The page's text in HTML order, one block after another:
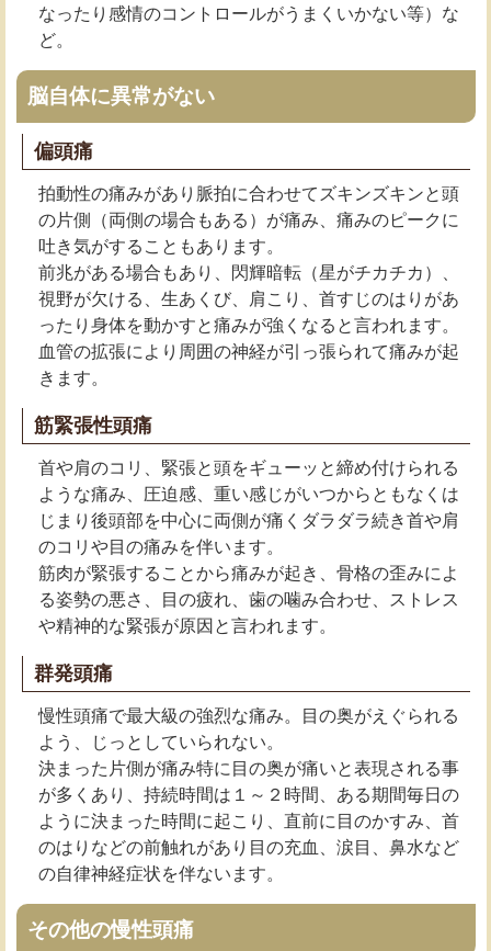
なったり感情のコントロールがうまくいかない等）な
ど。
脳自体に異常がない
偏頭痛
拍動性の痛みがあり脈拍に合わせてズキンズキンと頭
の片側（両側の場合もある）が痛み、痛みのピークに
吐き気がすることもあります。
前兆がある場合もあり、閃輝暗転（星がチカチカ）、
視野が欠ける、生あくび、肩こり、首すじのはりがあ
ったり身体を動かすと痛みが強くなると言われます。
血管の拡張により周囲の神経が引っ張られて痛みが起
きます。
筋緊張性頭痛
首や肩のコリ、緊張と頭をギューッと締め付けられる
ような痛み、圧迫感、重い感じがいつからともなくは
じまり後頭部を中心に両側が痛くダラダラ続き首や肩
のコリや目の痛みを伴います。
筋肉が緊張することから痛みが起き、骨格の歪みによ
る姿勢の悪さ、目の疲れ、歯の噛み合わせ、ストレス
や精神的な緊張が原因と言われます。
群発頭痛
慢性頭痛で最大級の強烈な痛み。目の奥がえぐられる
よう、じっとしていられない。
決まった片側が痛み特に目の奥が痛いと表現される事
が多くあり、持続時間は１～２時間、ある期間毎日の
ように決まった時間に起こり、直前に目のかすみ、首
のはりなどの前触れがあり目の充血、涙目、鼻水など
の自律神経症状を伴ないます。
その他の慢性頭痛